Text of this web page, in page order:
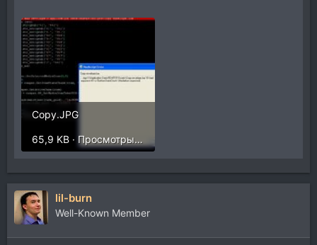
Copy.JPG
65,9 KB · Просмотры: 291
lil-burn
Well-Known Member